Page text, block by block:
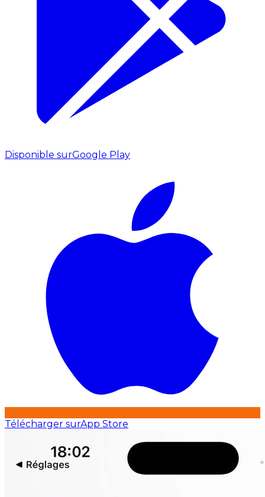
Disponible surGoogle Play
Télécharger surApp Store